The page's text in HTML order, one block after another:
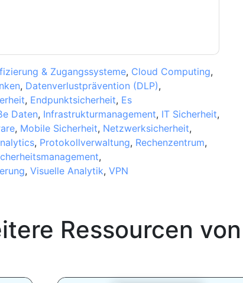
& Zugangssysteme, Cloud Computing,
, Datenverlustprävention (DLP),
, Endpunktsicherheit, Es
Daten, Infrastrukturmanagement, IT Sicherheit,
, Mobile Sicherheit, Netzwerksicherheit,
, Protokollverwaltung, Rechenzentrum,
,
, Visuelle Analytik, VPN
Ressourcen von